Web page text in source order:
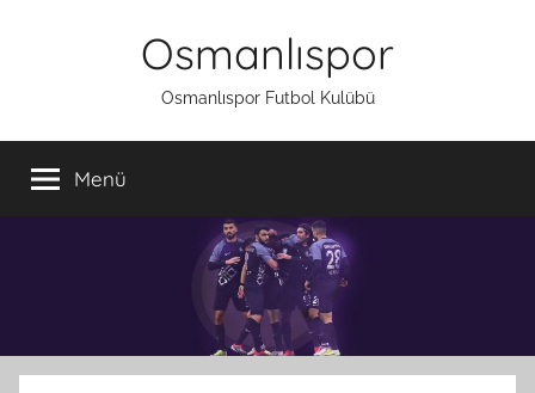
Osmanlıspor
Osmanlıspor Futbol Kulübü
Menü